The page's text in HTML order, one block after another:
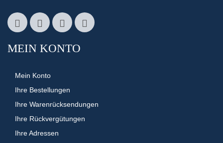
MEIN KONTO
Mein Konto
Ihre Bestellungen
Ihre Warenrücksendungen
Ihre Rückvergütungen
Ihre Adressen